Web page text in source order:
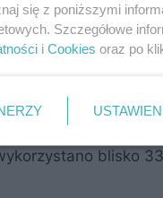
S1. CZY TA
ton betonu
blisko
się z poniższymi
Szczegółowe
i Cookies oraz po